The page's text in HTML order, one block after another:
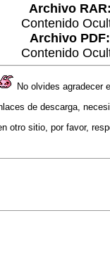
Archivo RAR:
Contenido
Archivo PDF:
Contenido
No olvides agradecer
de descarga,
otro sitio, por favor,